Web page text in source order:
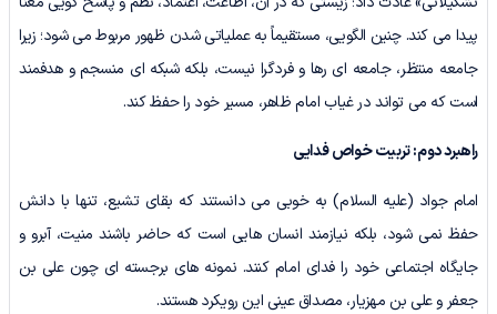
پیدا می کند. چنین الگویی، مستقیماً به عملیاتی شدن ظهور مربوط می شود؛ زیرا
جامعه منتظر، جامعه ای رها و فردگرا نیست، بلکه شبکه ای منسجم و هدفمند
است که می تواند در غیاب امام ظاهر، مسیر خود را حفظ کند.
راهبرد دوم:تربیت خواص فدایی
امام جواد (علیه السلام) به خوبی می دانستند که بقای تشیع، تنها با دانش
حفظ نمی شود، بلکه نیازمند انسان هایی است که حاضر باشند منیت، آبرو و
جایگاه اجتماعی خود را فدای امام کنند. نمونه های برجسته ای چون علی بن
جعفر و علی بن مهزیار، مصداق عینی این رویکرد هستند.